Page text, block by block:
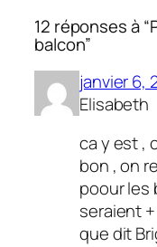
12 réponses à
balcon”
janvier 6,
Elisabeth
ca y est ,
bon , on
poour les
seraient
que dit